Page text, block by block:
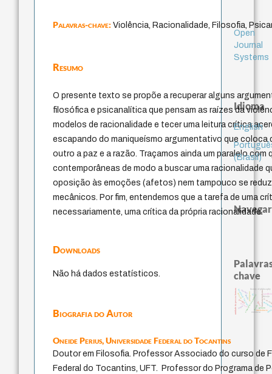
Palavras-chave:Violência, Racionalidade, Filosofia,
Resumo
O presente texto se propõe a recuperar alguns
filosófica e psicanalítica que pensam as raízes da
modelos de racionalidade e tecer uma leitura crítica
escapando do maniqueísmo argumentativo que coloca
outro a paz e a razão. Traçamos ainda um paralelo
contemporâneas de modo a buscar uma racionalidade
oposição às emoções (afetos) nem tampouco se
mecânicos. Por fim, entendemos que a tarefa de uma
necessariamente, uma crítica da própria racionalidade.
Downloads
Não há dados estatísticos.
Biografia do Autor
Oneide Perius,Universidade Federal do Tocantins
Doutor em Filosofia. Professor Associado do curso de
Federal do Tocantins, UFT. Professor do Programa de
Open
Journal
Systems
Idioma
English
(Brasil)
Navegar
chave
fundamentalismo
jacobi
protágoras
experiência temporal género
idade
intolerância
history of philosophy
identidade nacional j.c.m.
palavra
perdón leyes
violencia
logos
lei
unidade da pessoa humana desejo
sacrifício
bataille
mind
therapy